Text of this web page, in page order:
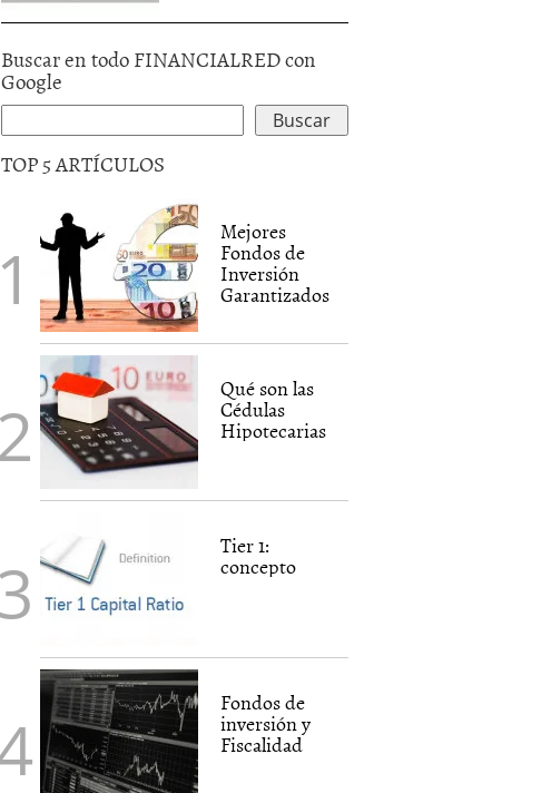
Buscar en todo FINANCIALRED con
Google
TOP 5 ARTÍCULOS
Mejores
Fondos de
Inversión
Garantizados
Qué son las
Cédulas
Hipotecarias
Tier 1:
concepto
Fondos de
inversión y
Fiscalidad